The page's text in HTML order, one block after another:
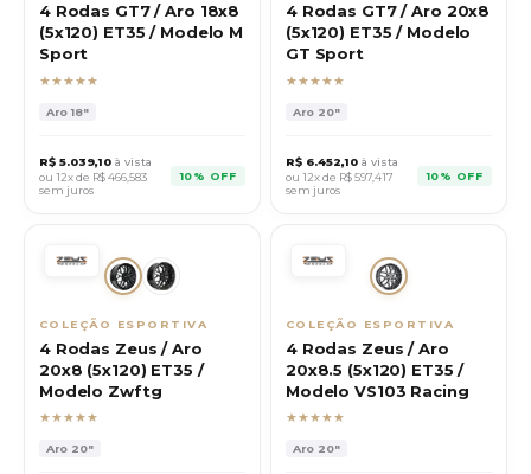
4 Rodas GT7 / Aro 18x8
(5x120) ET35 / Modelo M
Sport
★★★★★
Aro18"
R$ 5.039,10 à vista
ou 12x de R$466,583
sem juros
10% OFF
4 Rodas GT7 / Aro 20x8
(5x120) ET35 / Modelo
GT Sport
★★★★★
Aro 20"
R$ 6.452,10 à vista
ou 12x de R$597,417
sem juros
10% OFF
COLEÇÃO ESPORTIVA
4 Rodas Zeus / Aro
20x8 (5x120) ET35 /
Modelo Zwftg
★★★★★
Aro 20"
COLEÇÃO ESPORTIVA
4 Rodas Zeus / Aro
20x8.5 (5x120) ET35 /
Modelo VS103 Racing
★★★★★
Aro 20"